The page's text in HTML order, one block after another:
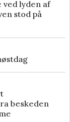
ved lyden af
stod på
beskeden